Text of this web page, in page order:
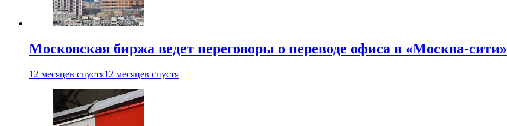
Московская биржа ведет переговоры о переводе офиса в «Москва-сити»
12 месяцев спустя12 месяцев спустя